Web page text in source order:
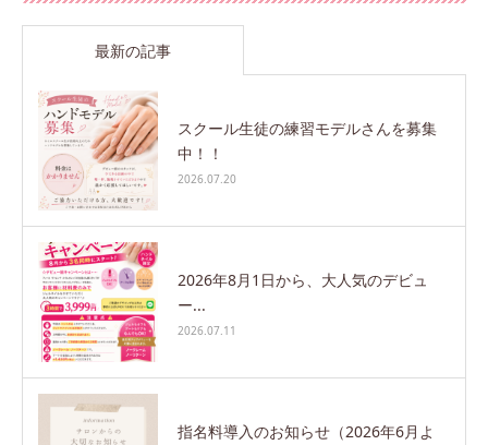
最新の記事
スクール生徒の練習モデルさんを募集
中！！
2026.07.20
2026年8月1日から、大人気のデビュ
ー...
2026.07.11
指名料導入のお知らせ（2026年6月よ